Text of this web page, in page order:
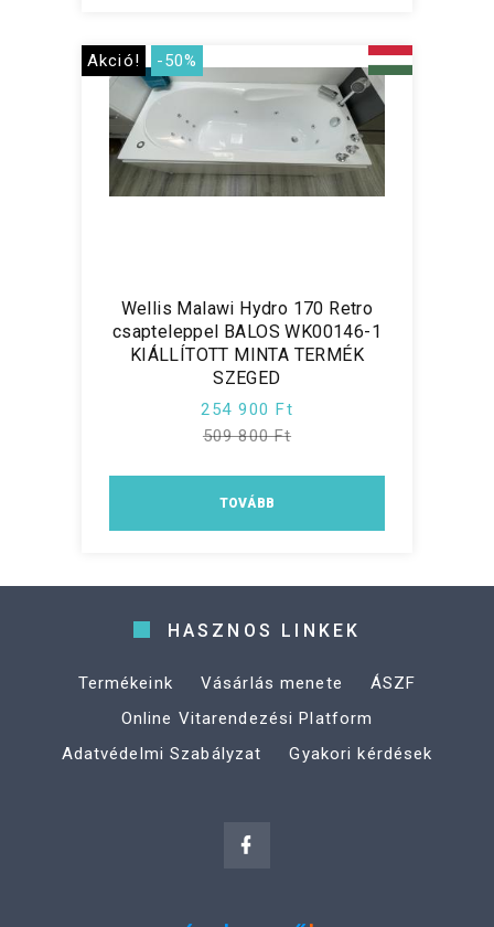
Akció! -50%
Wellis Malawi Hydro 170 Retro
csapteleppel BALOS WK00146-1
KIÁLLÍTOTT MINTA TERMÉK
SZEGED
254 900 Ft
509 800 Ft
TOVÁBB
HASZNOS LINKEK
Termékeink Vásárlás menete
ÁSZF
Online Vitarendezési Platform
Adatvédelmi Szabályzat
Gyakori kérdések